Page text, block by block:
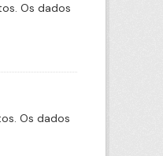
Os dados
Os dados